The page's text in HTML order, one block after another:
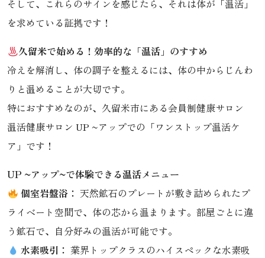
そして、これらのサインを感じたら、それは体が「温活」
を求めている証拠です！
久留米で始める！効率的な「温活」のすすめ
冷えを解消し、体の調子を整えるには、体の中からじんわ
りと温めることが大切です。
特におすすめなのが、久留米市にある会員制健康サロン
温活健康サロン UP ~アップでの「ワンストップ温活ケ
ア」です！
UP ~アップ~で体験できる温活メニュー
個室岩盤浴： 天然鉱石のプレートが敷き詰められたプ
ライベート空間で、体の芯から温まります。部屋ごとに違
う鉱石で、自分好みの温活が可能です。
水素吸引： 業界トップクラスのハイスペックな水素吸